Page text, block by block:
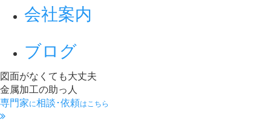
会社案内
ブログ
図面がなくても大丈夫
金属加工の助っ人
専門家に相談･依頼はこちら